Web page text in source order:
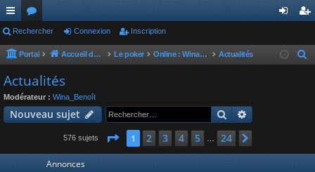
ac
co
ur
ci
or
u
s
ne cri
Rechercher Connexion Inscription
Portal Accueil du forum Le poker Online : Winamax Actualités
Actualités
Modérateur : Wina_Benoît
Nouveau sujet Rechercher
576 sujets Page 1sur 24
1 2 3 4 5 24
Annonces